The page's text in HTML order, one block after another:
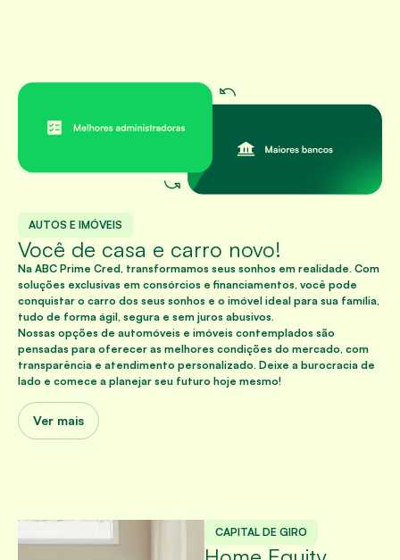
AUTOS E IMÓVEIS
Você de casa e carro novo!
Na ABC Prime Cred, transformamos seus sonhos em realidade. Com
soluções exclusivas em consórcios e financiamentos, você pode
conquistar o carro dos seus sonhos e o imóvel ideal para sua família,
tudo de forma ágil, segura e sem juros abusivos.
Nossas opções de automóveis e imóveis contemplados são
pensadas para oferecer as melhores condições do mercado, com
transparência e atendimento personalizado. Deixe a burocracia de
lado e comece a planejar seu futuro hoje mesmo!
Ver mais
CAPITAL DE GIRO